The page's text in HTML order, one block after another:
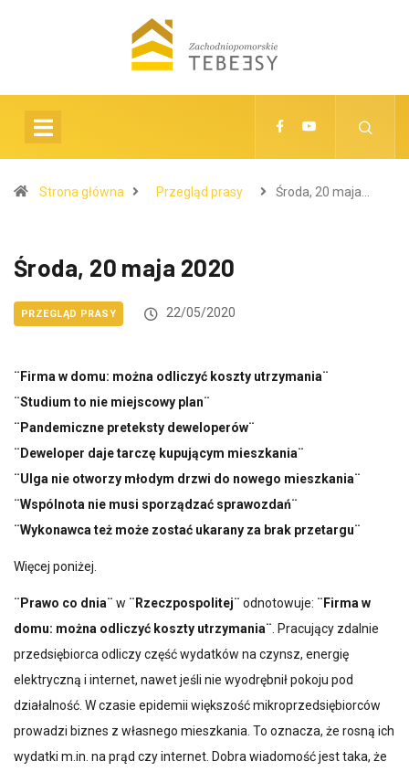
Strona główna Przegląd prasy Środa, 20 maja…
Środa, 20 maja 2020
PRZEGLĄD PRASY 22/05/2020
¨Firma w domu: można odliczyć koszty utrzymania¨
¨Studium to nie miejscowy plan¨
¨Pandemiczne preteksty deweloperów¨
¨Deweloper daje tarczę kupującym mieszkania¨
¨Ulga nie otworzy młodym drzwi do nowego mieszkania¨
¨Wspólnota nie musi sporządzać sprawozdań¨
¨Wykonawca też może zostać ukarany za brak przetargu¨
Więcej poniżej.
¨Prawo co dnia¨ w ¨Rzeczpospolitej¨ odnotowuje: ¨Firma w
domu: można odliczyć koszty utrzymania¨ . Pracujący zdalnie
przedsiębiorca odliczy część wydatków na czynsz, energię
elektryczną i internet, nawet jeśli nie wyodrębnił pokoju pod
działalność. W czasie epidemii większość mikroprzedsiębiorców
prowadzi biznes z własnego mieszkania. To oznacza, że rosną ich
wydatki m.in. na prąd czy internet. Dobra wiadomość jest taka, że